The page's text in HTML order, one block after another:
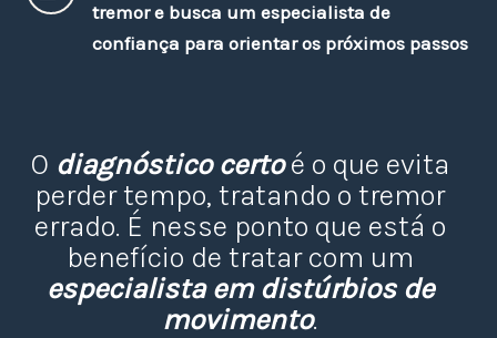
tremor e busca um especialista de
confiança para orientar os próximos passos
O diagnóstico certoé o que evita
perder tempo, tratando o tremor
errado. É nesse ponto que está o
benefício de tratar com um
especialista em distúrbios de
movimento.